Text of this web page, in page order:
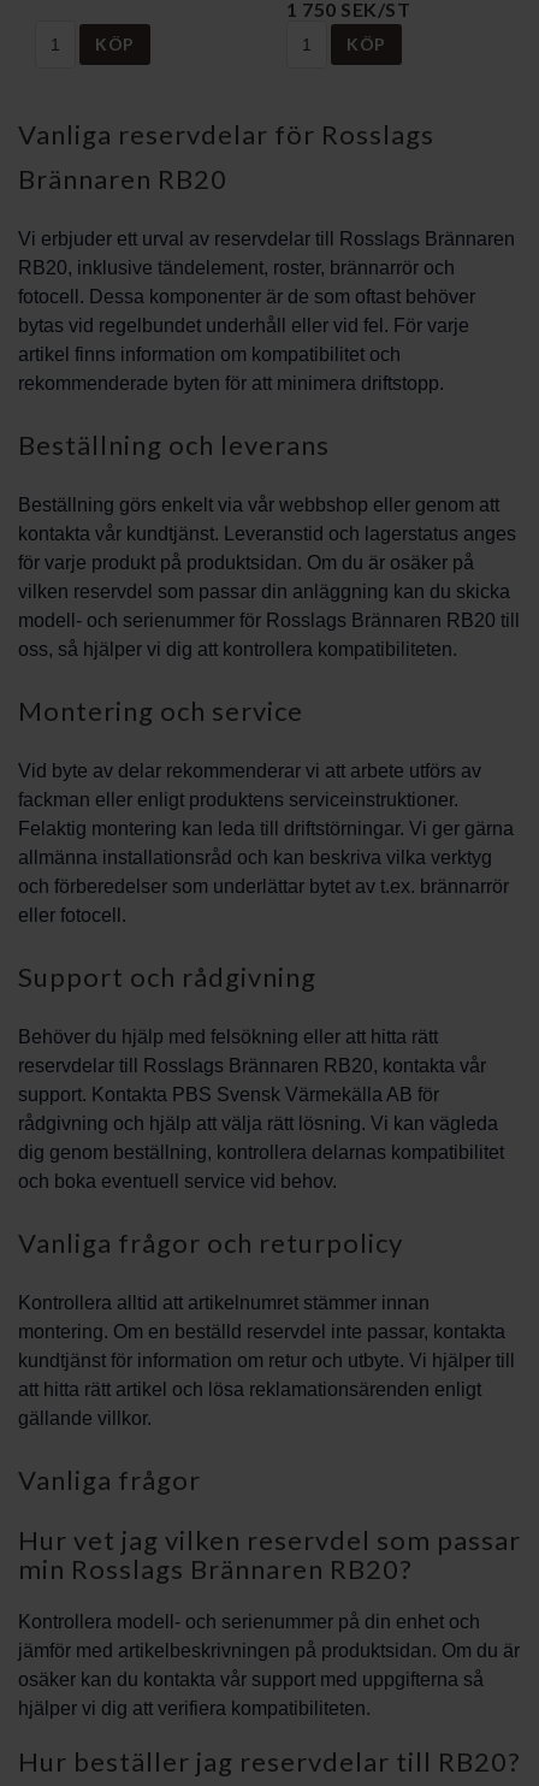
KÖP
1 750 SEK/ST
KÖP
Vanliga reservdelar för Rosslags
Brännaren RB20
Vi erbjuder ett urval av reservdelar till Rosslags Brännaren
RB20, inklusive tändelement, roster, brännarrör och
fotocell. Dessa komponenter är de som oftast behöver
bytas vid regelbundet underhåll eller vid fel. För varje
artikel finns information om kompatibilitet och
rekommenderade byten för att minimera driftstopp.
Beställning och leverans
Beställning görs enkelt via vår webbshop eller genom att
kontakta vår kundtjänst. Leveranstid och lagerstatus anges
för varje produkt på produktsidan. Om du är osäker på
vilken reservdel som passar din anläggning kan du skicka
modell- och serienummer för Rosslags Brännaren RB20 till
oss, så hjälper vi dig att kontrollera kompatibiliteten.
Montering och service
Vid byte av delar rekommenderar vi att arbete utförs av
fackman eller enligt produktens serviceinstruktioner.
Felaktig montering kan leda till driftstörningar. Vi ger gärna
allmänna installationsråd och kan beskriva vilka verktyg
och förberedelser som underlättar bytet av t.ex. brännarrör
eller fotocell.
Support och rådgivning
Behöver du hjälp med felsökning eller att hitta rätt
reservdelar till Rosslags Brännaren RB20, kontakta vår
support. Kontakta PBS Svensk Värmekälla AB för
rådgivning och hjälp att välja rätt lösning. Vi kan vägleda
dig genom beställning, kontrollera delarnas kompatibilitet
och boka eventuell service vid behov.
Vanliga frågor och returpolicy
Kontrollera alltid att artikelnumret stämmer innan
montering. Om en beställd reservdel inte passar, kontakta
kundtjänst för information om retur och utbyte. Vi hjälper till
att hitta rätt artikel och lösa reklamationsärenden enligt
gällande villkor.
Vanliga frågor
Hur vet jag vilken reservdel som passar
min Rosslags Brännaren RB20?
Kontrollera modell- och serienummer på din enhet och
jämför med artikelbeskrivningen på produktsidan. Om du är
osäker kan du kontakta vår support med uppgifterna så
hjälper vi dig att verifiera kompatibiliteten.
Hur beställer jag reservdelar till RB20?